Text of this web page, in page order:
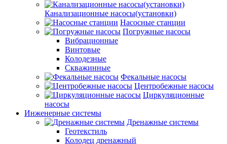
Канализационные насосы(установки)
Насосные станции
Погружные насосы
Вибрационные
Винтовые
Колодезные
Скважинные
Фекальные насосы
Центробежные насосы
Циркуляционные
насосы
Инженерные системы
Дренажные системы
Геотекстиль
Колодец дренажный